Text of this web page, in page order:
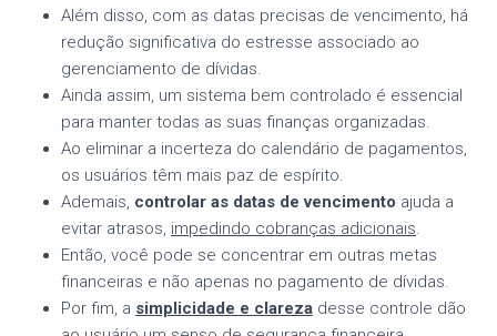
Além disso, com as datas precisas de vencimento, há
redução significativa do estresse associado ao
gerenciamento de dívidas.
Ainda assim, um sistema bem controlado é essencial
para manter todas as suas finanças organizadas.
Ao eliminar a incerteza do calendário de pagamentos,
os usuários têm mais paz de espírito.
Ademais, controlar as datas de vencimento ajuda a
evitar atrasos, impedindo cobranças adicionais.
Então, você pode se concentrar em outras metas
financeiras e não apenas no pagamento de dívidas.
Por fim, a simplicidade e clareza desse controle dão